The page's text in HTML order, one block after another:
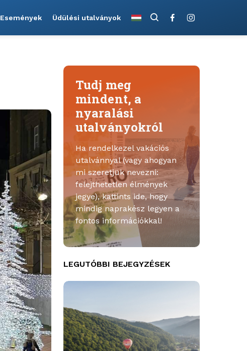
Események Üdülési utalványok
Tudj meg
mindent, a
nyaralási
utalványokról
Ha rendelkezel vakációs
utalvánnyal (vagy ahogyan
mi szeretjük nevezni:
felejthetetlen élmények
jegye), kattints ide, hogy
mindig naprakész legyen a
fontos információkkal!
LEGUTÓBBI BEJEGYZÉSEK